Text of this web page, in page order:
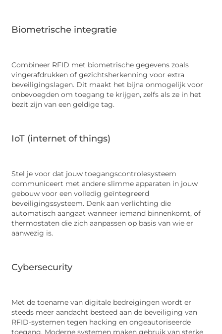
Biometrische integratie
Combineer RFID met biometrische gegevens zoals
vingerafdrukken of gezichtsherkenning voor extra
beveiligingslagen. Dit maakt het bijna onmogelijk voor
onbevoegden om toegang te krijgen, zelfs als ze in het
bezit zijn van een geldige tag.
IoT (internet of things)
Stel je voor dat jouw toegangscontrolesysteem
communiceert met andere slimme apparaten in jouw
gebouw voor een volledig geïntegreerd
beveiligingssysteem. Denk aan verlichting die
automatisch aangaat wanneer iemand binnenkomt, of
thermostaten die zich aanpassen op basis van wie er
aanwezig is.
Cybersecurity
Met de toename van digitale bedreigingen wordt er
steeds meer aandacht besteed aan de beveiliging van
RFID-systemen tegen hacking en ongeautoriseerde
toegang. Moderne systemen maken gebruik van sterke